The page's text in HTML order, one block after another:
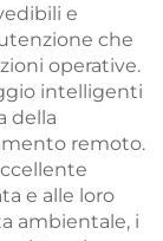
e
che
operative.
intelligenti
della
remoto.
e alle loro
ambientale, i